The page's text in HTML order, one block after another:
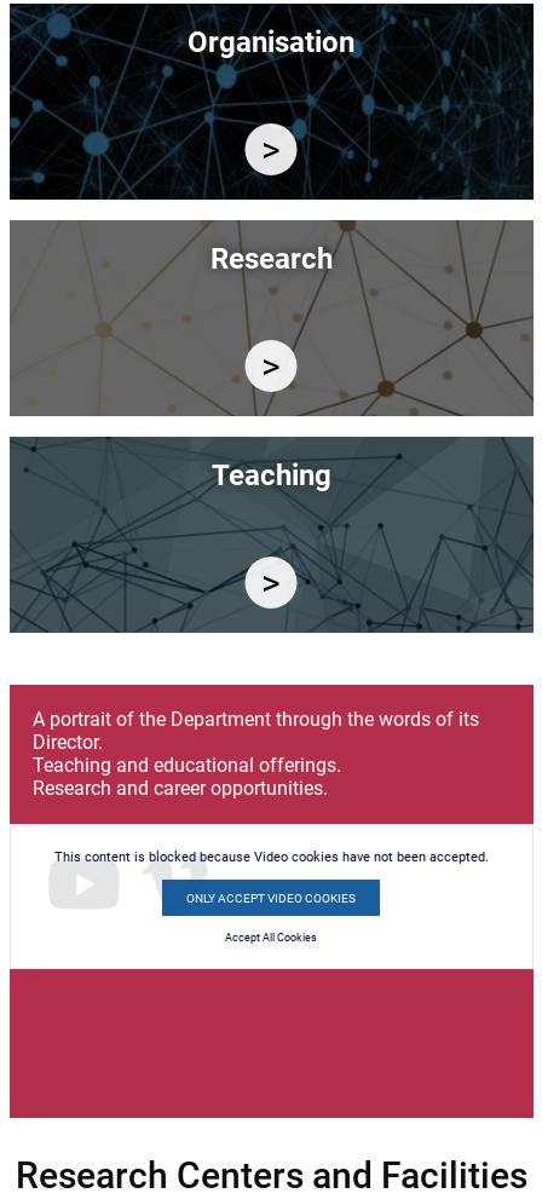
Image
Organisation
Research
Image
Teaching
A portrait of the Department through the words of its
Director.
Teaching and educational offerings.
Research and career opportunities.
This content is blocked because Video cookies have not been accepted.
ONLY ACCEPT VIDEO COOKIES
Accept All Cookies
Research Centers and Facilities